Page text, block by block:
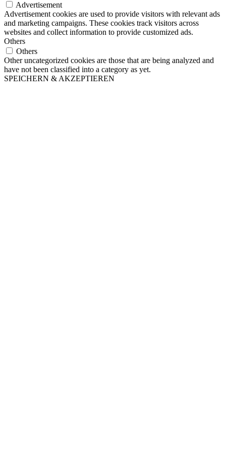
Advertisement
Advertisement cookies are used to provide visitors with relevant ads
and marketing campaigns. These cookies track visitors across
websites and collect information to provide customized ads.
Others
Others
Other uncategorized cookies are those that are being analyzed and
have not been classified into a category as yet.
SPEICHERN & AKZEPTIEREN